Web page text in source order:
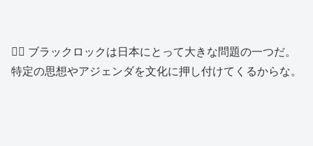
👱‍♂️ ブラックロックは日本にとって大きな問題の一つだ。
特定の思想やアジェンダを文化に押し付けてくるからな。